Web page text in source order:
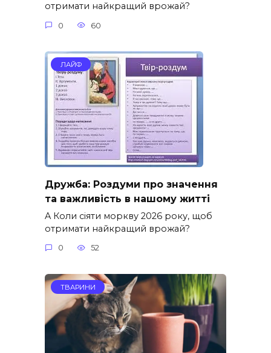
отримати найкращий врожай?
0 60
ЛАЙФ
Дружба: Роздуми про значення
та важливість в нашому житті
A Коли сіяти моркву 2026 року, щоб
отримати найкращий врожай?
0 52
ТВАРИНИ